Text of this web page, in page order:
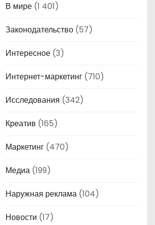
В мире (1 401)
Законодательство (57)
Интересное (3)
Интернет-маркетинг (710)
Исследования (342)
Креатив (165)
Маркетинг (470)
Медиа (199)
Наружная реклама (104)
Новости (17)